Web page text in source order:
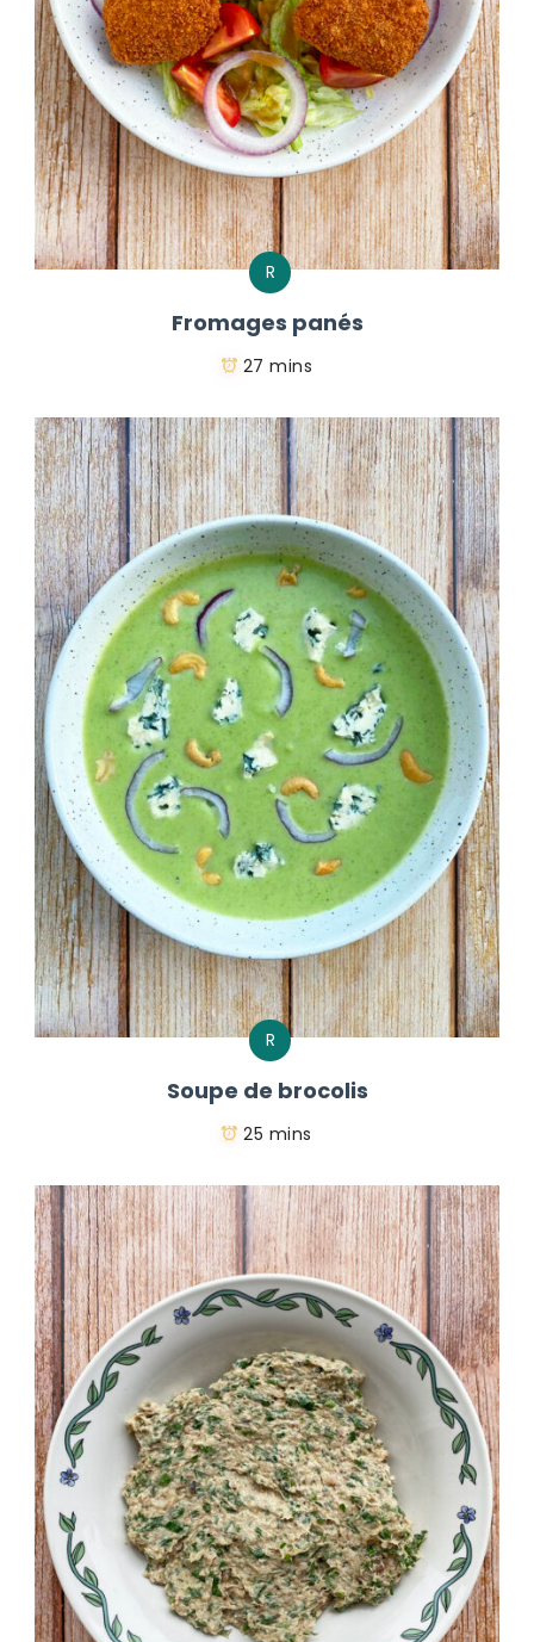
R
Fromages panés
27 mins
R
Soupe de brocolis
25 mins